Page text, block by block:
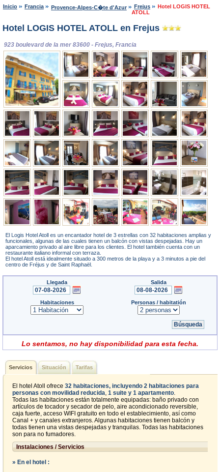
Inicio Francia Provence-Alpes-C�te d'Azur Frejus
Hotel LOGIS HOTEL
ATOLL
Hotel LOGIS HOTEL ATOLL en Frejus
923 boulevard de la mer 83600 - Frejus, Francia
El Logis Hotel Atoll es un encantador hotel de 3 estrellas con 32 habitaciones amplias y
funcionales, algunas de las cuales tienen un balcón con vistas despejadas. Hay un
aparcamiento privado al aire libre para los clientes. El hotel también cuenta con un
restaurante italiano informal con terraza.
El hotel Atoll está idealmente situado a 300 metros de la playa y a 3 minutos a pie del
centro de Fréjus y de Saint Raphaël.
Llegada Salida
Habitaciones Personas / habitatión
Lo sentamos, no hay disponibilidad para esta fecha.
Servicios Situación Tarifas
El hotel Atoll ofrece 32 habitaciones, incluyendo 2 habitaciones para
personas con movilidad reducida, 1 suite y 1 apartamento.
Todas las habitaciones están totalmente equipadas: baño privado con
artículos de tocador y secador de pelo, aire acondicionado reversible,
caja fuerte, acceso WIFI gratuito en todo el establecimiento, así como
Canal + y canales extranjeros. Algunas habitaciones tienen balcón y
todas tienen una vistas despejadas y tranquilas. Todas las habitaciones
son para no fumadores.
Instalaciones / Servicios
» En el hotel :